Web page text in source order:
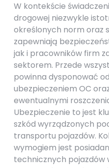
W kontekście
drogowej niezwykle
określonych norm oraz
zapewniają
jak i pracowników firm
sektorem. Przede
powinna dysponować
ubezpieczeniem OC
ewentualnymi
Ubezpieczenie to jest
szkód wyrządzonych
transportu pojazdów.
wymogiem jest
technicznych pojazdów